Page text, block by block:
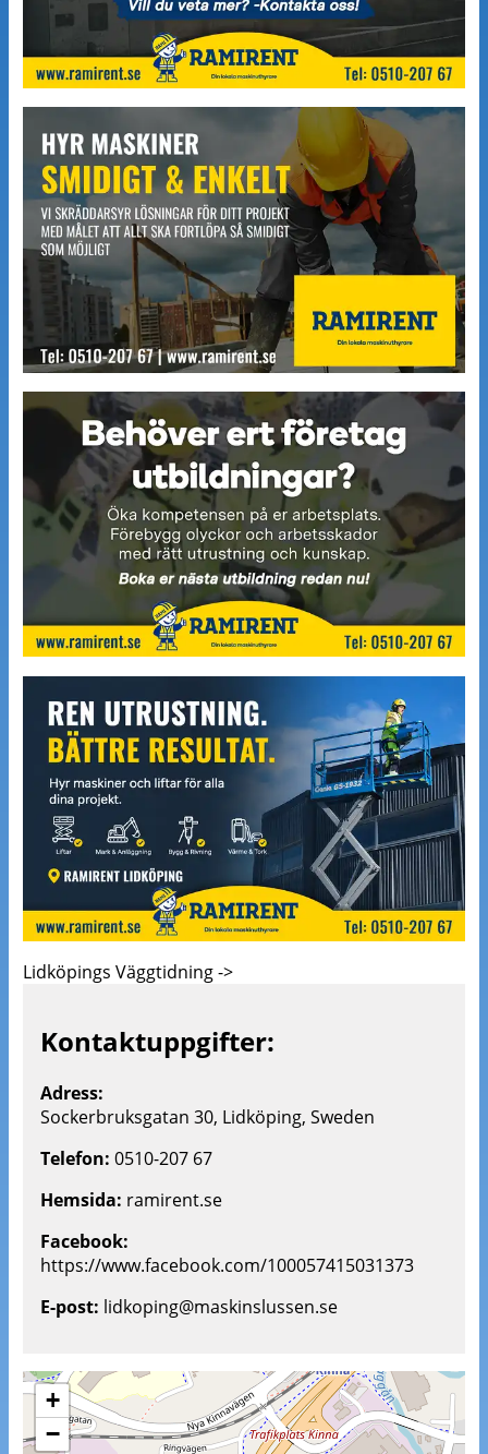
Lidköpings Väggtidning ->
Kontaktuppgifter:
Adress:
Sockerbruksgatan 30, Lidköping, Sweden
Telefon: 0510-207 67
Hemsida: ramirent.se
Facebook:
https://www.facebook.com/100057415031373
E-post: lidkoping@maskinslussen.se
+
−